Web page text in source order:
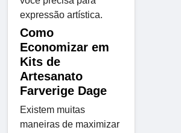
expressão artística.
Como
Economizar em
Kits de
Artesanato
Farverige Dage
Existem muitas
maneiras de maximizar